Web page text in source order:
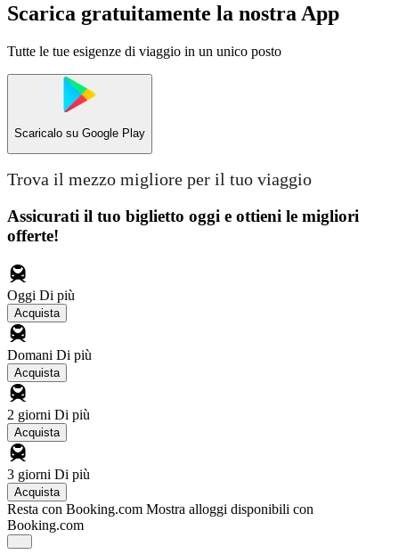
Scarica gratuitamente la nostra App
Tutte le tue esigenze di viaggio in un unico posto
Scaricalo su Google Play
Trova il mezzo migliore per il tuo viaggio
Assicurati il ​​tuo biglietto oggi e ottieni le migliori
offerte!
Oggi Di più
Acquista
Domani Di più
Acquista
2 giorni Di più
Acquista
3 giorni Di più
Acquista
Resta con Booking.com Mostra alloggi disponibili con
Booking.com